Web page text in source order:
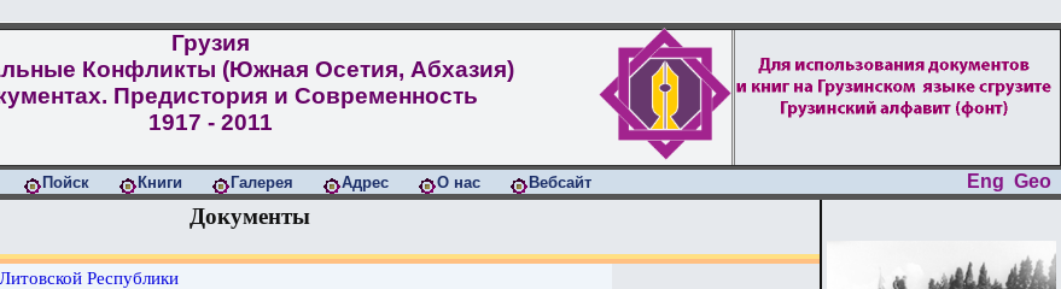
Грузия
Конфликты (Южная Осетия, Абхазия)
Предистория и Современность
1917 - 2011
Пойск Книги Галерея Адрес О нас Вебсайт Eng Geo
Документы
Республики